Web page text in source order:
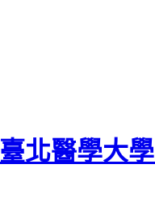
臺北醫學大